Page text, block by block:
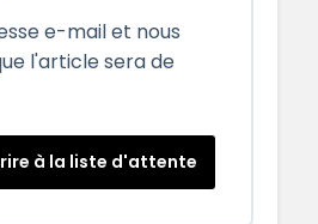
e-mail et nous
l'article sera de
à la liste d'attente